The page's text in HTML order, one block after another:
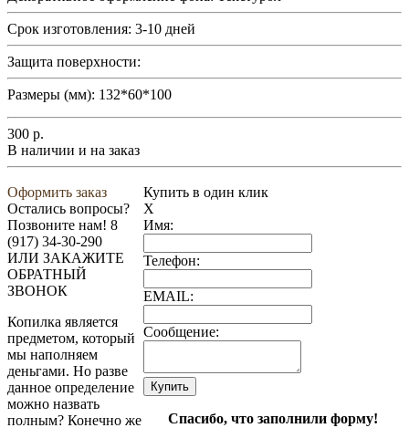
Срок изготовления: 3-10 дней
Защита поверхности:
Размеры (мм): 132*60*100
300 р.
В наличии и на заказ
Оформить заказ
Купить в один клик
X
Имя:
Телефон:
EMAIL:
Сообщение:
Спасибо, что заполнили форму!
Остались вопросы?
Позвоните нам! 8
(917) 34-30-290
ИЛИ ЗАКАЖИТЕ
ОБРАТНЫЙ
ЗВОНОК
Копилка является
предметом, который
мы наполняем
деньгами. Но разве
данное определение
можно назвать
полным? Конечно же